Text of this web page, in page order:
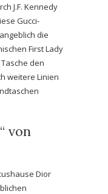
J.F. Kennedy
Gucci-
die
First Lady
den
weitere Linien
von
Dior